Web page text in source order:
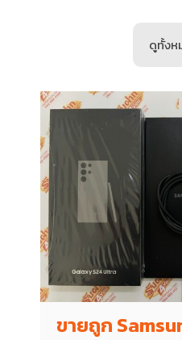
ดูทั้งห
ขายถูก